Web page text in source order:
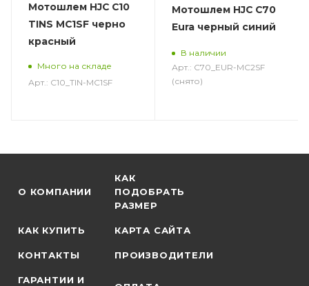
Мотошлем HJC C10
TINS MC1SF черно
красный
Много на складе
Арт.: C10_TIN-MC1SF
Мотошлем HJC C70
Eura черный синий
В наличии
Арт.: C70_EUR-MC2SF
(снято)
О КОМПАНИИ
КАК
ПОДОБРАТЬ
РАЗМЕР
КАК КУПИТЬ КАРТА САЙТА
КОНТАКТЫ ПРОИЗВОДИТЕЛИ
ГАРАНТИИ И